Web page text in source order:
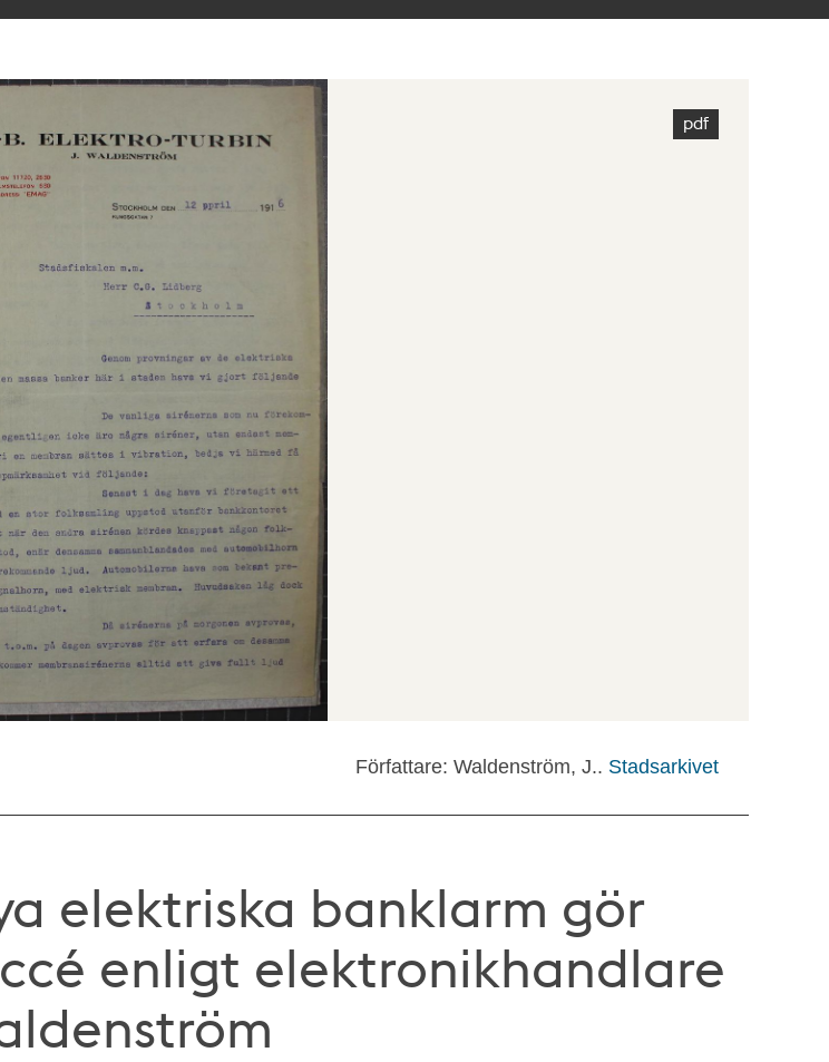
Författare: Waldenström, J.. Stadsarkivet
elektriska banklarm gör
enligt elektronikhandlare